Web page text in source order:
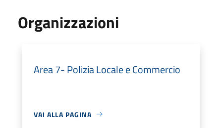
Organizzazioni
Area 7- Polizia Locale e Commercio
VAI ALLA PAGINA